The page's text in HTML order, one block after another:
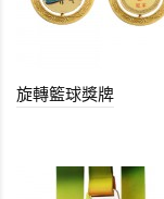
旋轉籃球獎牌